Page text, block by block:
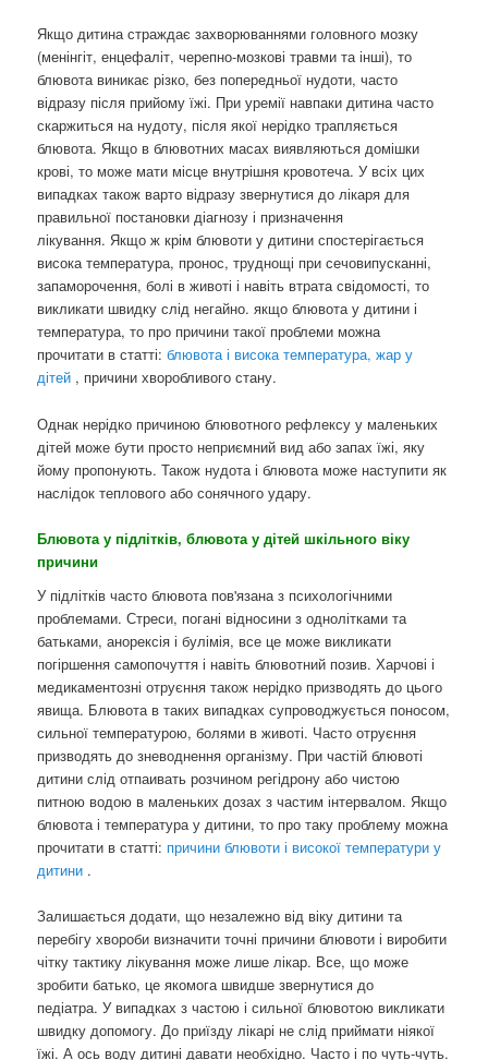
Якщо дитина страждає захворюваннями головного мозку
(менінгіт, енцефаліт, черепно-мозкові травми та інші), то
блювота виникає різко, без попередньої нудоти, часто
відразу після прийому їжі. При уремії навпаки дитина часто
скаржиться на нудоту, після якої нерідко трапляється
блювота. Якщо в блювотних масах виявляються домішки
крові, то може мати місце внутрішня кровотеча. У всіх цих
випадках також варто відразу звернутися до лікаря для
правильної постановки діагнозу і призначення
лікування. Якщо ж крім блювоти у дитини спостерігається
висока температура, пронос, труднощі при сечовипусканні,
запаморочення, болі в животі і навіть втрата свідомості, то
викликати швидку слід негайно. якщо блювота у дитини і
температура, то про причини такої проблеми можна
прочитати в статті:блювота і висока температура, жар у
дітей , причини хворобливого стану.
Однак нерідко причиною блювотного рефлексу у маленьких
дітей може бути просто неприємний вид або запах їжі, яку
йому пропонують. Також нудота і блювота може наступити як
наслідок теплового або сонячного удару.
Блювота у підлітків, блювота у дітей шкільного віку
причини
У підлітків часто блювота пов'язана з психологічними
проблемами. Стреси, погані відносини з однолітками та
батьками, анорексія і булімія, все це може викликати
погіршення самопочуття і навіть блювотний позив. Харчові і
медикаментозні отруєння також нерідко призводять до цього
явища. Блювота в таких випадках супроводжується поносом,
сильної температурою, болями в животі. Часто отруєння
призводять до зневоднення організму. При частій блювоті
дитини слід отпаивать розчином регідрону або чистою
питною водою в маленьких дозах з частим інтервалом. Якщо
блювота і температура у дитини, то про таку проблему можна
прочитати в статті: причини блювоти і високої температури у
дитини .
Залишається додати, що незалежно від віку дитини та
перебігу хвороби визначити точні причини блювоти і виробити
чітку тактику лікування може лише лікар. Все, що може
зробити батько, це якомога швидше звернутися до
педіатра. У випадках з частою і сильної блювотою викликати
швидку допомогу. До приїзду лікарі не слід приймати ніякої
їжі. А ось воду дитині давати необхідно. Часто і по чуть-чуть.